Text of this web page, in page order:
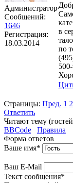
Администратор
Сообщений:
1646
Регистрация:
18.03.2014
в
по
Страницы: Пред. 1 2
Ответить
Читают тему
BBCode
Правила
Форма ответов
Ваше имя*
Ваш E-Mail
Текст сообщения*